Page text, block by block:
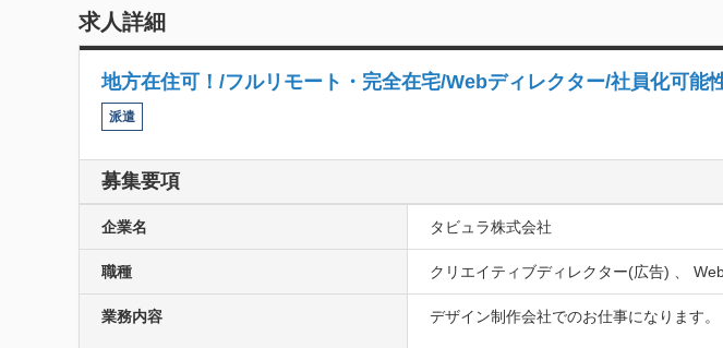
求人詳細
地方在住可！/フルリモート・完全在宅/Webディレクター/社員化可能
派遣
募集要項
企業名 タビュラ株式会社
職種 クリエイティブディレクター(広告) 、
業務内容 デザイン制作会社でのお仕事になります。